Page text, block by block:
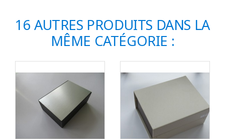
16 AUTRES PRODUITS DANS LA
MÊME CATÉGORIE :